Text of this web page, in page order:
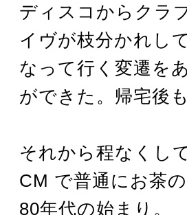
ディスコからクラ
イヴが枝分かれし
なって行く変遷を
ができた。帰宅後
それから程なくし
CM で普通にお茶
80年代の始まり。